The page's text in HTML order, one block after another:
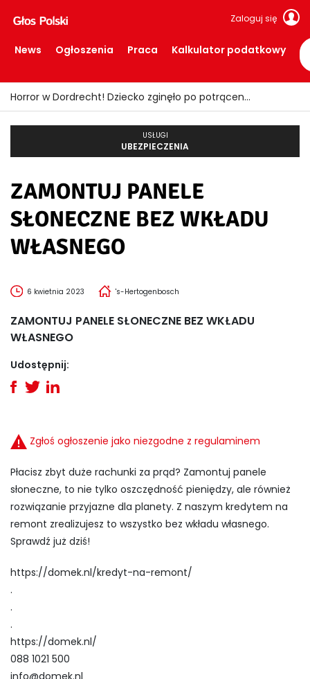
Zaloguj się
News Ogłoszenia Praca Kalkulator podatkowy
Horror w Dordrecht! Dziecko zginęło po potrąceniu przez busa
USŁUGI
UBEZPIECZENIA
ZAMONTUJ PANELE
SŁONECZNE BEZ WKŁADU
WŁASNEGO
6 kwietnia 2023 's-Hertogenbosch
ZAMONTUJ PANELE SŁONECZNE BEZ WKŁADU
WŁASNEGO
Udostępnij:
Zgłoś ogłoszenie jako niezgodne z regulaminem
Płacisz zbyt duże rachunki za prąd? Zamontuj panele
słoneczne, to nie tylko oszczędność pieniędzy, ale również
rozwiązanie przyjazne dla planety. Z naszym kredytem na
remont zrealizujesz to wszystko bez wkładu własnego.
Sprawdź już dziś!
https://domek.nl/kredyt-na-remont/
.
.
.
https://domek.nl/
088 1021 500